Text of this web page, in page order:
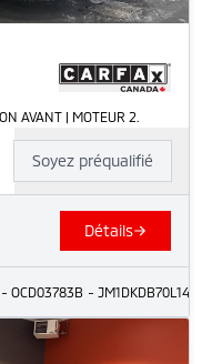
AVANT | MOTEUR 2.
Soyez préqualifié
Détails
- OCD03783B -